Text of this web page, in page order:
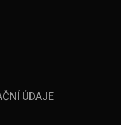
ÚDAJE